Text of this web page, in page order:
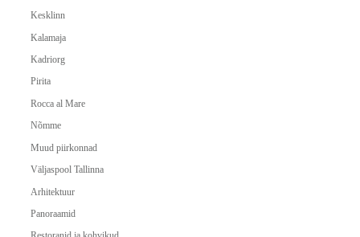
Kesklinn
Kalamaja
Kadriorg
Pirita
Rocca al Mare
Nõmme
Muud piirkonnad
Väljaspool Tallinna
Arhitektuur
Panoraamid